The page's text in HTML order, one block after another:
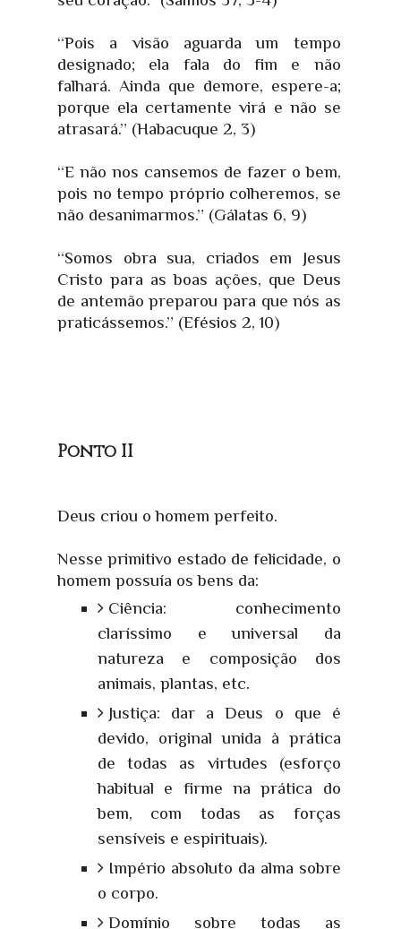
“Pois a visão aguarda um tempo
designado; ela fala do fim e não
falhará. Ainda que demore, espere-a;
porque ela certamente virá e não se
atrasará.” (Habacuque 2, 3)
“E não nos cansemos de fazer o bem,
pois no tempo próprio colheremos, se
não desanimarmos.” (Gálatas 6, 9)
“Somos obra sua, criados em Jesus
Cristo para as boas ações, que Deus
de antemão preparou para que nós as
praticássemos.” (Efésios 2, 10)
Ponto II
Deus criou o homem perfeito.
Nesse primitivo estado de felicidade, o
homem possuía os bens da:
Ciência: conhecimento
claríssimo e universal da
natureza e composição dos
animais, plantas, etc.
Justiça: dar a Deus o que é
devido, original unida à prática
de todas as virtudes (esforço
habitual e firme na prática do
bem, com todas as forças
sensíveis e espirituais).
Império absoluto da alma sobre
o corpo.
Domínio sobre todas as